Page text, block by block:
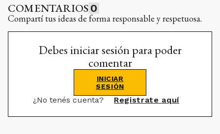
COMENTARIOS 0
Compartí tus ideas de forma responsable y respetuosa.
Debes iniciar sesión para poder
comentar
INICIAR
SESIÓN
¿No tenés cuenta? Registrate aquí